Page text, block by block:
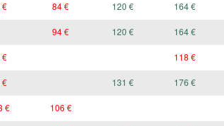
€ 84 € 120 € 164 €
94 € 120 € 164 €
€ 118 €
€ 131 € 176 €
€ 106 €